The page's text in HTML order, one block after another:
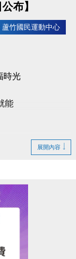
布】
蘆竹國民運動中心
時光
能
:
pageID/1/
展開內容